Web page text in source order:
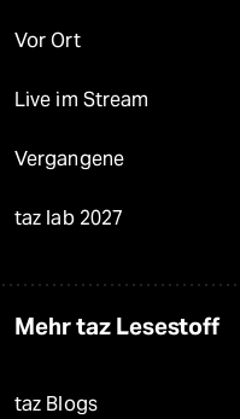
Vor Ort
Live im Stream
Vergangene
taz lab 2027
Mehr taz Lesestoff
taz Blogs